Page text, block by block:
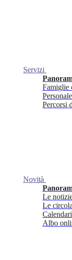
Servizi
Famiglie
Percorsi
Novità
Le
Le
Albo